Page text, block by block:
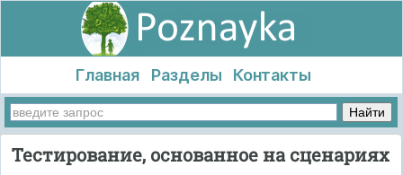
Главная Разделы Контакты
Тестирование, основанное на сценариях